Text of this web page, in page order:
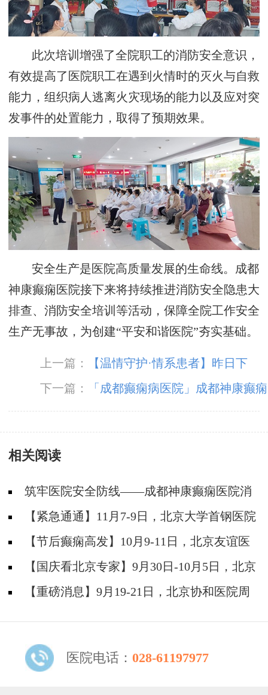
此次培训增强了全院职工的消防安全意识，
有效提高了医院职工在遇到火情时的灭火与自救
能力，组织病人逃离火灾现场的能力以及应对突
发事件的处置能力，取得了预期效果。
安全生产是医院高质量发展的生命线。成都
神康癫痫医院接下来将持续推进消防安全隐患大
排查、消防安全培训等活动，保障全院工作安全
生产无事故，为创建“平安和谐医院”夯实基础。
上一篇：
【温情守护·情系患者】昨日下
午，「成都癫痫病医院」我院组织召开公休座谈
会
下一篇：
「成都癫痫病医院」成都神康癫痫
医院开展5.12国际护士节户外团建庆典活动
相关阅读
筑牢医院安全防线——成都神康癫痫医院消
防安全培训纪实
【紧急通通】11月7-9日，北京大学首钢医院
神经内科胡颖教授亲临成都会诊，破解癫痫疑难
【节后癫痫高发】10月9-11日，北京友谊医
院陈葵博士免费会诊+治疗援助，破解癫痫难
题！
【国庆看北京专家】9月30日-10月5日，北京
天坛&首钢医院两大专家蓉城亲诊+癫痫大额救
【重磅消息】9月19-21日，北京协和医院周
医院电话： 028-61197977